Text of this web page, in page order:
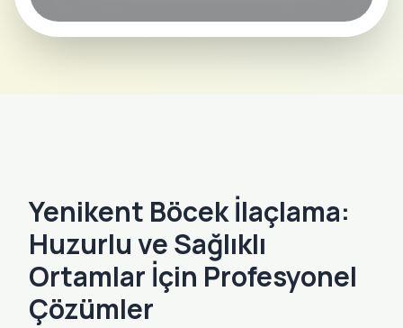
Yenikent Böcek İlaçlama:
Huzurlu ve Sağlıklı
Ortamlar İçin Profesyonel
Çözümler